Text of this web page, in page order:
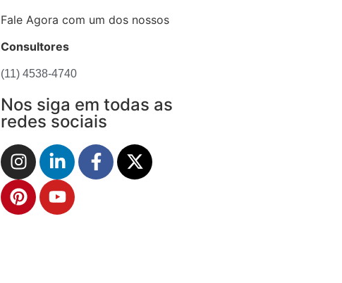
Fale Agora com um dos nossos
Consultores
(11) 4538-4740
Nos siga em todas as
redes sociais